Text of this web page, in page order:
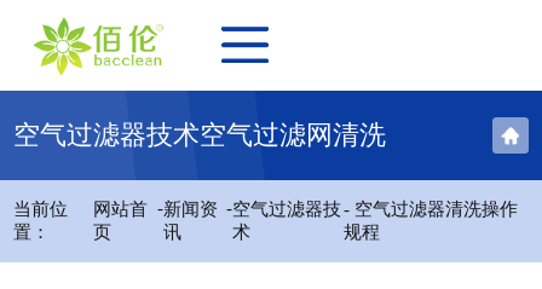
空气过滤器技术空气过滤网清洗
当前位
置：
网站首
页
-新闻资
讯
-空气过滤器技
术
- 空气过滤器清洗操作
规程